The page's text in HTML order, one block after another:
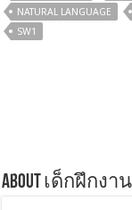
NATURAL LANGUAGE
SW1
About เด็กฝึกงาน